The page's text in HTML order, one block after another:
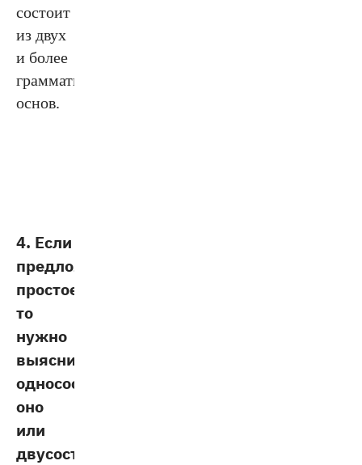
состоит
из двух
и более
грамматических
основ.
4. Если
предложение
простое,
то
нужно
выяснить
односоставное
оно
или
двусоставное.